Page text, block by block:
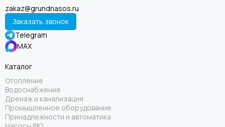
zakaz@grundnasos.ru
Заказать звонок
Telegram
MAX
Каталог
Отопление
Водоснабжение
Дренаж и канализация
Промышленное оборудование
Принадлежности и автоматика